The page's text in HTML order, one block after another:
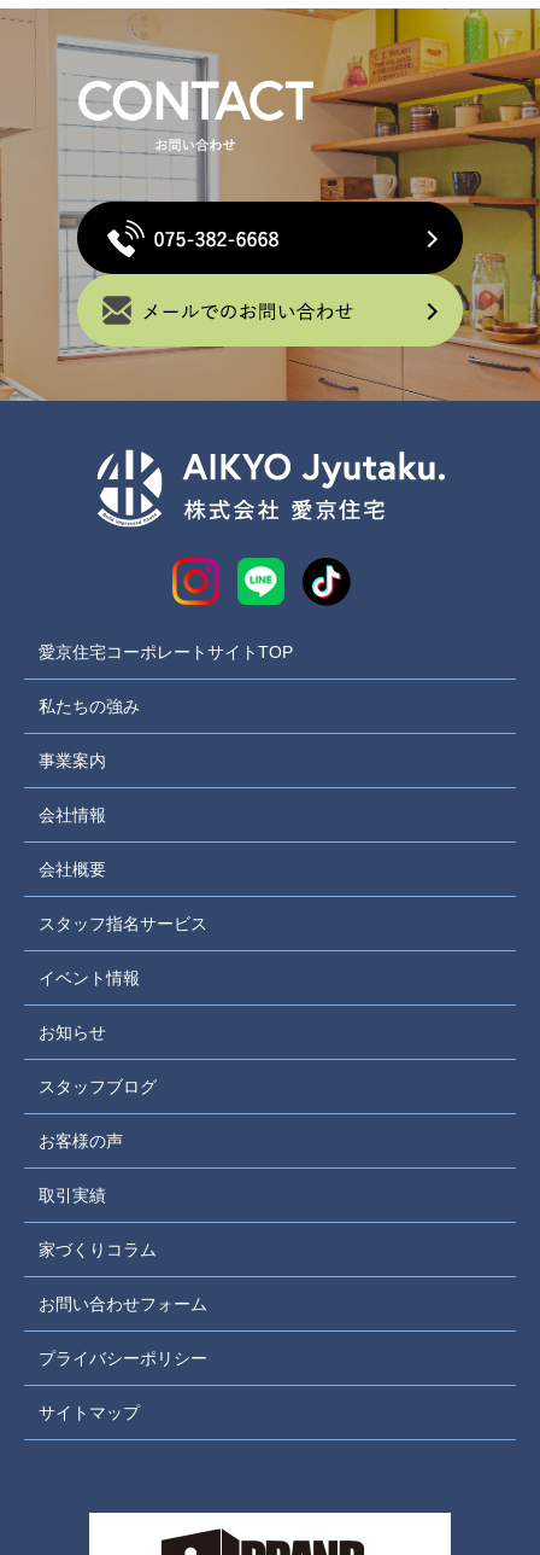
愛京住宅コーポレートサイトTOP
私たちの強み
事業案内
会社情報
会社概要
スタッフ指名サービス
イベント情報
お知らせ
スタッフブログ
お客様の声
取引実績
家づくりコラム
お問い合わせフォーム
プライバシーポリシー
サイトマップ